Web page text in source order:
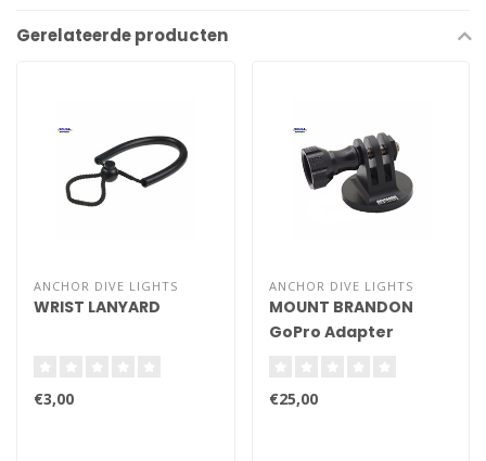
Gerelateerde producten
ANCHOR DIVE LIGHTS
WRIST LANYARD
€3,00
ANCHOR DIVE LIGHTS
MOUNT BRANDON
GoPro Adapter
€25,00